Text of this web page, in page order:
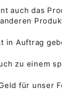
auch das
in Auftrag
zu einem
für unser